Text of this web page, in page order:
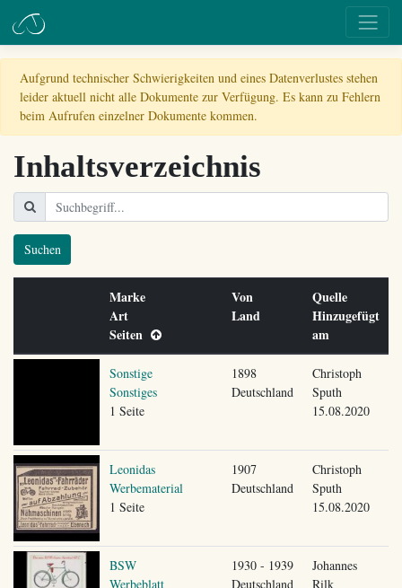
Aufgrund technischer Schwierigkeiten und eines Datenverlustes stehen
leider aktuell nicht alle Dokumente zur Verfügung. Es kann zu Fehlern
beim Aufrufen einzelner Dokumente kommen.
Inhaltsverzeichnis
Suchen
Marke
Art
Seiten
Von
Land
Quelle
Hinzugefügt
am
Sonstige
Sonstiges
1 Seite
1898
Deutschland
Christoph
Sputh
15.08.2020
Leonidas
Werbematerial
1 Seite
1907
Deutschland
Christoph
Sputh
15.08.2020
BSW
Werbeblatt
1930 - 1939
Deutschland
Johannes
Rilk